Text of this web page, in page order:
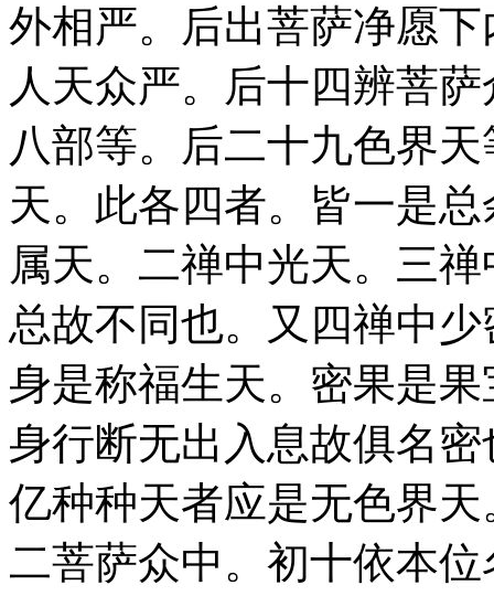
外相严。后出菩萨净愿
人天众严。后十四辨菩
八部等。后二十九色界
天。此各四者。皆一是
属天。二禅中光天。三
总故不同也。又四禅中
身是称福生天。密果是
身行断无出入息故俱名
亿种种天者应是无色界
二菩萨众中。初十依本